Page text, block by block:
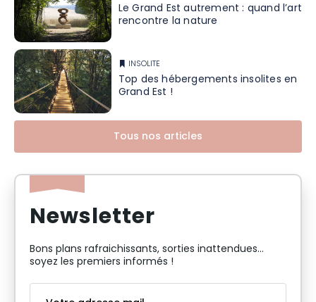
Le Grand Est autrement : quand l’art
rencontre la nature
INSOLITE
Top des hébergements insolites en
Grand Est !
Tous nos articles
Newsletter
Bons plans rafraichissants, sorties inattendues…
soyez les premiers informés !